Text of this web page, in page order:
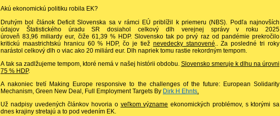
Akú ekonomickú politiku robila EK?
Druhým bol článok Deficit Slovenska sa v rámci EÚ priblížil k priemeru (NBS). Podľa najnovších
údajov Štatistického úradu SR dosiahol celkový dlh verejnej správy v roku 2025
úroveň 83,96 miliardy eur, čiže 61,39 % HDP. Slovensko tak po prvý raz od pandémie prekročilo
kritickú maastrichtskú hranicu 60 % HDP, čo je tiež nevedecky stanovené .. Za posledné tri roky
narástol celkový dlh o viac ako 20 miliárd eur. Dlh napriek tomu rastie rekordným tempom.
A tak sa zadlžujeme tempom, ktoré nemá v našej histórii obdobu. Slovensko smeruje k dlhu na úrovni
75 % HDP.
A nakoniec tretí Making Europe responsive to the challenges of the future: European Solidarity
Mechanism, Green New Deal, Full Employment Targets By Dirk H Ehnts.
Už nadpisy uvedených článkov hovoria o veľkom význame ekonomických problémov, s ktorými sa
dnes krajiny stretajú a to pod vedením EK.